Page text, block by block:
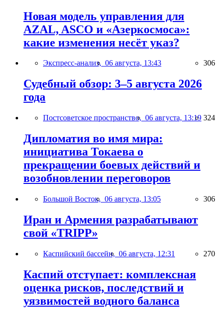
Новая модель управления для
AZAL, ASCO и «Азеркосмоса»:
какие изменения несёт указ?
Экспресс-анализ, 06 августа, 13:43 306
Судебный обзор: 3–5 августа 2026
года
Постсоветское пространство, 06 августа, 13:19 324
Дипломатия во имя мира:
инициатива Токаева о
прекращении боевых действий и
возобновлении переговоров
Большой Восток, 06 августа, 13:05 306
Иран и Армения разрабатывают
свой «TRIPP»
Каспийский бассейн, 06 августа, 12:31 270
Каспий отступает: комплексная
оценка рисков, последствий и
уязвимостей водного баланса